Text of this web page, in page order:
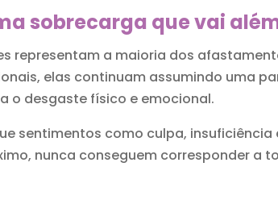
sobrecarga que vai
representam a maioria dos
elas continuam assumindo uma
o desgaste físico e emocional.
sentimentos como culpa,
nunca conseguem corresponder a